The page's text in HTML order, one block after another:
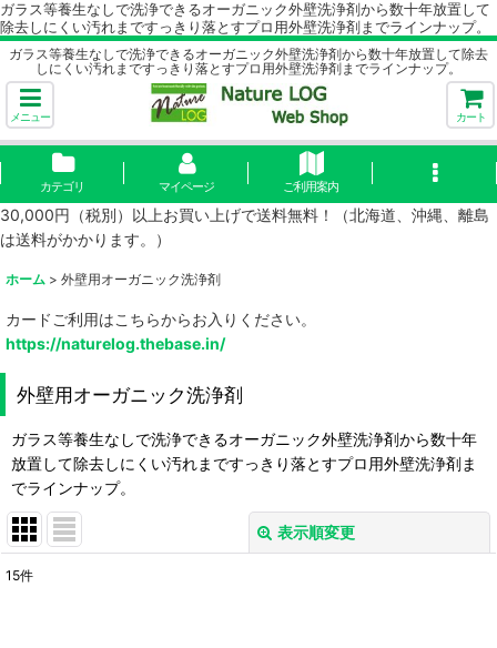
ガラス等養生なしで洗浄できるオーガニック外壁洗浄剤から数十年放置して
除去しにくい汚れまですっきり落とすプロ用外壁洗浄剤までラインナップ。
ガラス等養生なしで洗浄できるオーガニック外壁洗浄剤から数十年放置して除去
しにくい汚れまですっきり落とすプロ用外壁洗浄剤までラインナップ。
メニュー カート
カテゴリ マイページ ご利用案内
30,000円（税別）以上お買い上げで送料無料！（北海道、沖縄、離島
は送料がかかります。）
ホーム > 外壁用オーガニック洗浄剤
カードご利用はこちらからお入りください。
https://naturelog.thebase.in/
外壁用オーガニック洗浄剤
ガラス等養生なしで洗浄できるオーガニック外壁洗浄剤から数十年
放置して除去しにくい汚れまですっきり落とすプロ用外壁洗浄剤ま
でラインナップ。
表示順変更
15件